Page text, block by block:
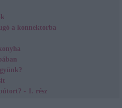
a konnektorba
- 1. rész